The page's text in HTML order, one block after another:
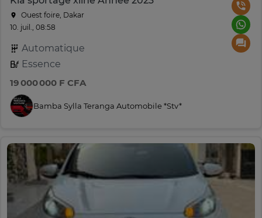
Ouest foire, Dakar
10. juil., 08:58
Automatique
Essence
19 000 000 F CFA
Bamba Sylla Teranga Automobile *Stv*